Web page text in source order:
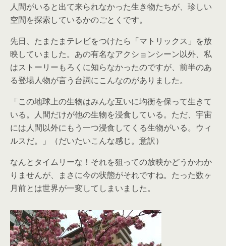
人間がいると出て来られなかった生き物たちが、珍しい
空間を探索しているかのごとくです。
先日、たまたまテレビをつけたら「マトリックス」を放
映していました。あの有名なアクションシーン以外、私
はストーリーもろくに知らなかったのですが、前半のあ
る登場人物が言う台詞にこんなのがありました。
「この地球上の生物はみんな互いに均衡を保って生きて
いる。人間だけが他の生物を浸食している。ただ、宇宙
には人間以外にもう一つ浸食してくる生物がいる。ウィ
ルスだ。」（だいたいこんな感じ。意訳）
なんとタイムリーな！それを狙っての放映かどうかわか
りませんが、まさに今の状態がそれですね。たった数ヶ
月前とは世界が一変してしまいました。